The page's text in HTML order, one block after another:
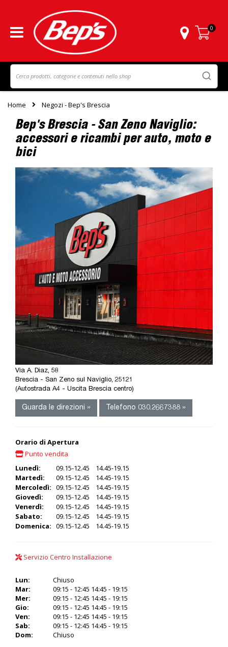
Carrello
0
Home Negozi - Bep's Brescia
Bep's Brescia - San Zeno Naviglio:
accessori e ricambi per auto, moto e
bici
Via A. Diaz, 58
Brescia - San Zeno sul Naviglio, 25121
(Autostrada A4 - Uscita Brescia centro)
Guarda le direzioni » Telefono 030.2667388 »
Orario di Apertura
Punto vendita
Lunedì:
09.15-12.45 14.45-19.15
Martedì:
09.15-12.45 14.45-19.15
Mercoledì: 09.15-12.45 14.45-19.15
Giovedì:
09.15-12.45 14.45-19.15
Venerdì:
09.15-12.45 14.45-19.15
Sabato:
09.15-12.45 14.45-19.15
Domenica: 09.15-12.45 14.45-19.15
Servizio Centro Installazione
Lun:
Chiuso
Mar:
09:15 - 12:45 14:45 - 19:15
Mer:
09:15 - 12:45 14:45 - 19:15
Gio:
09:15 - 12:45 14:45 - 19:15
Ven:
09:15 - 12:45 14:45 - 19:15
Sab:
09:15 - 12:45 14:45 - 19:15
Dom:
Chiuso